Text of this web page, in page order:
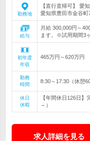
勤務地
【直行直帰可】 愛
愛知県豊田市金谷
給与
月給 300,000円～
ます。※試用期間3
初年度
年収
465万円～620万円
勤務
時間
8:30～17:30（休憩
休日
休暇
【年間休日126日
～）
求人詳細を見る